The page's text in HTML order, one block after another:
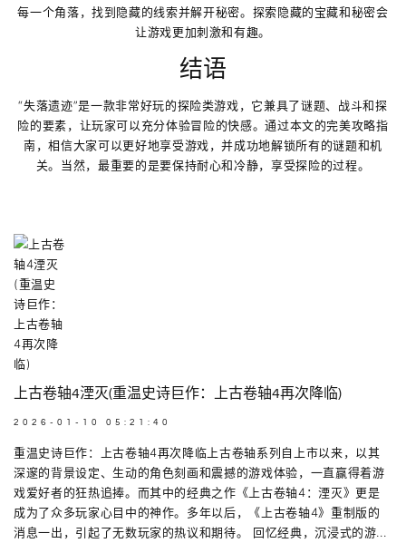
每一个角落，找到隐藏的线索并解开秘密。探索隐藏的宝藏和秘密会
让游戏更加刺激和有趣。
结语
“失落遗迹”是一款非常好玩的探险类游戏，它兼具了谜题、战斗和探
险的要素，让玩家可以充分体验冒险的快感。通过本文的完美攻略指
南，相信大家可以更好地享受游戏，并成功地解锁所有的谜题和机
关。当然，最重要的是要保持耐心和冷静，享受探险的过程。
上古卷轴4湮灭(重温史诗巨作：上古卷轴4再次降临)
2026-01-10 05:21:40
重温史诗巨作：上古卷轴4再次降临上古卷轴系列自上市以来，以其
深邃的背景设定、生动的角色刻画和震撼的游戏体验，一直赢得着游
戏爱好者的狂热追捧。而其中的经典之作《上古卷轴4：湮灭》更是
成为了众多玩家心目中的神作。多年以后，《上古卷轴4》重制版的
消息一出，引起了无数玩家的热议和期待。 回忆经典，沉浸式的游...